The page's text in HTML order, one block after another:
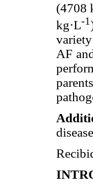
(4708
kg·L-1
AF